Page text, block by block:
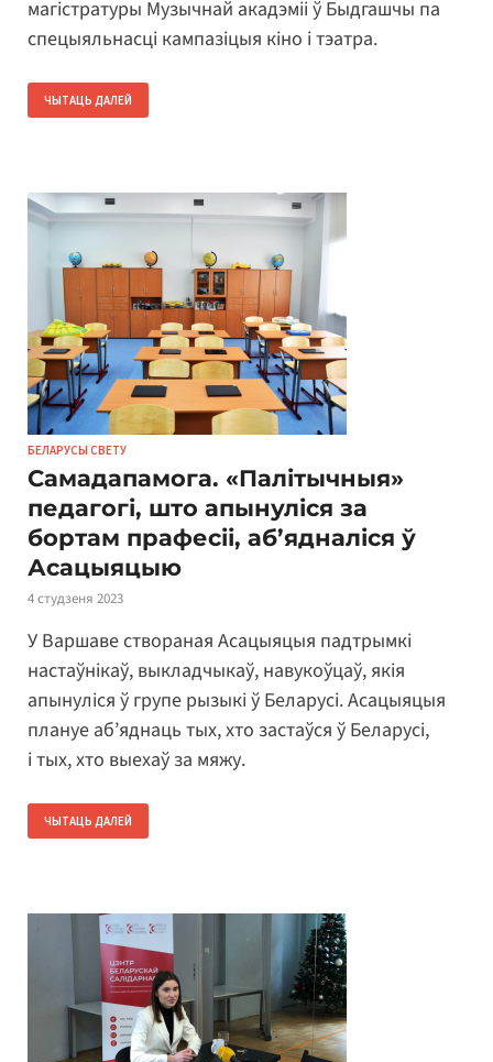
магістратуры Музычнай акадэміі ў Быдгашчы па
спецыяльнасці кампазіцыя кіно і тэатра.
ЧЫТАЦЬ ДАЛЕЙ
БЕЛАРУСЫ СВЕТУ
Самадапамога. «Палітычныя»
педагогі, што апынуліся за
бортам прафесіі, аб’ядналіся ў
Асацыяцыю
4 студзеня 2023
У Варшаве створаная Асацыяцыя падтрымкі
настаўнікаў, выкладчыкаў, навукоўцаў, якія
апынуліся ў групе рызыкі ў Беларусі. Асацыяцыя
плануе аб’яднаць тых, хто застаўся ў Беларусі,
і тых, хто выехаў за мяжу.
ЧЫТАЦЬ ДАЛЕЙ